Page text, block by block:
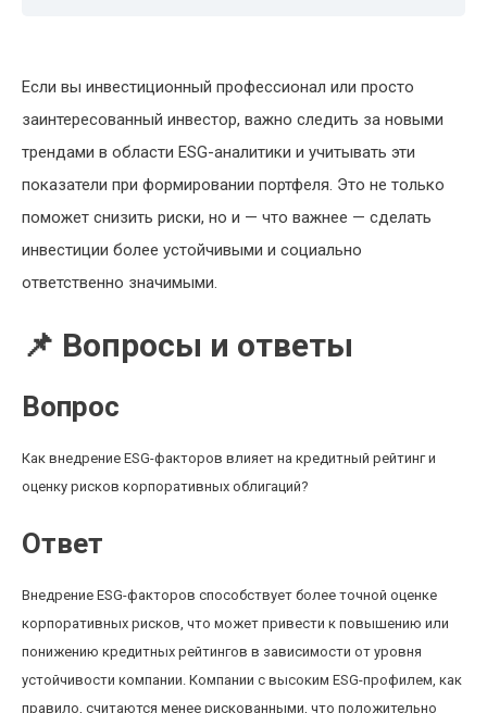
Если вы инвестиционный профессионал или просто
заинтересованный инвестор, важно следить за новыми
трендами в области ESG-аналитики и учитывать эти
показатели при формировании портфеля. Это не только
поможет снизить риски, но и — что важнее — сделать
инвестиции более устойчивыми и социально
ответственно значимыми.
📌 Вопросы и ответы
Вопрос
Как внедрение ESG-факторов влияет на кредитный рейтинг и
оценку рисков корпоративных облигаций?
Ответ
Внедрение ESG-факторов способствует более точной оценке
корпоративных рисков, что может привести к повышению или
понижению кредитных рейтингов в зависимости от уровня
устойчивости компании. Компании с высоким ESG-профилем, как
правило, считаются менее рискованными, что положительно